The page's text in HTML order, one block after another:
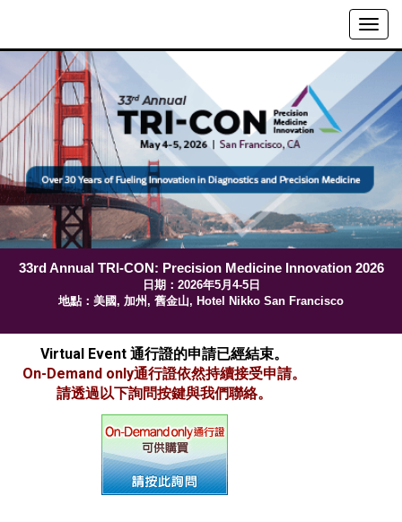
33rd Annual TRI-CON: Precision Medicine Innovation 2026
日期：2026年5月4-5日
地點：美國, 加州, 舊金山, Hotel Nikko San Francisco
Virtual Event 通行證的申請已經結束。
On-Demand only通行證依然持續接受申請。
請透過以下詢問按鍵與我們聯絡。